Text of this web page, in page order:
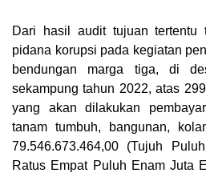
Dari hasil audit tujuan tertentu
pidana korupsi pada kegiatan
bendungan marga tiga, di
sekampung tahun 2022, atas
yang akan dilakukan
tanam tumbuh, bangunan,
79.546.673.464,00 (Tujuh
Ratus Empat Puluh Enam Juta